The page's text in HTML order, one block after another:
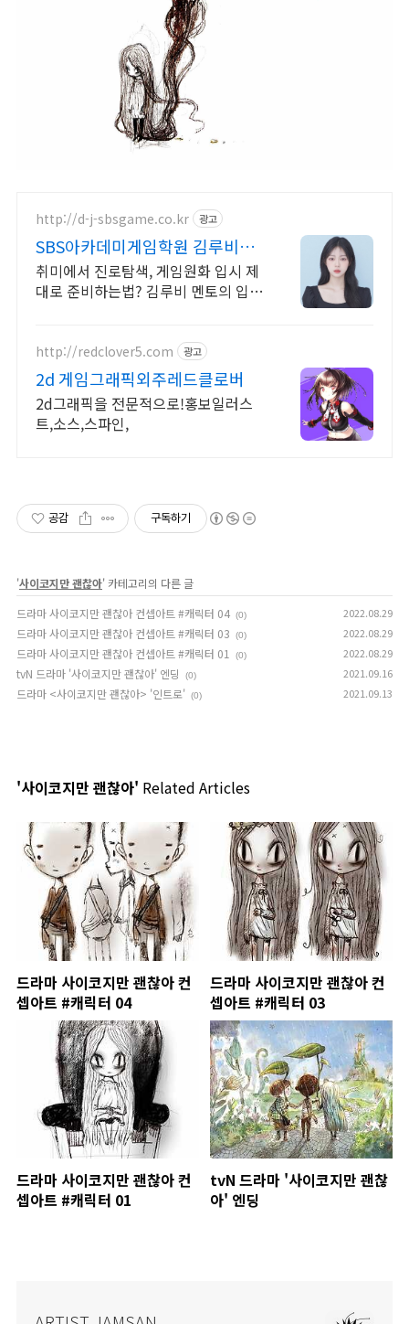
http://d-j-sbsgame.co.kr 광고
SBS아카데미게임학원 김루비
6~7등급도 명문대가 가능?
취미에서 진로탐색, 게임원화 입시 제
대로 준비하는법? 김루비 멘토의 입시
http://redclover5.com 광고
2d 게임그래픽외주레드클로버
2d그래픽을 전문적으로!홍보일러스
트,소스,스파인,
공감 구독하기
'사이코지만 괜찮아' 카테고리의 다른 글
드라마 사이코지만 괜찮아 컨셉아트 #캐릭터 04 (0) 2022.08.29
드라마 사이코지만 괜찮아 컨셉아트 #캐릭터 03 (0) 2022.08.29
드라마 사이코지만 괜찮아 컨셉아트 #캐릭터 01 (0) 2022.08.29
tvN 드라마 '사이코지만 괜찮아' 엔딩 (0) 2021.09.16
드라마 <사이코지만 괜찮아> '인트로' (0) 2021.09.13
'사이코지만 괜찮아' Related Articles
드라마 사이코지만 괜찮아 컨
셉아트 #캐릭터 04
드라마 사이코지만 괜찮아 컨
셉아트 #캐릭터 03
드라마 사이코지만 괜찮아 컨
셉아트 #캐릭터 01
tvN 드라마 '사이코지만 괜찮
아' 엔딩